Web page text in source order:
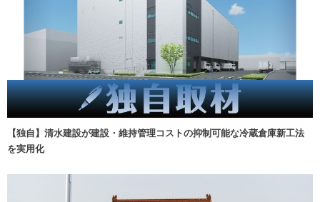
【独自】清水建設が建設・維持管理コストの抑制可能な冷蔵倉庫新工法
を実用化